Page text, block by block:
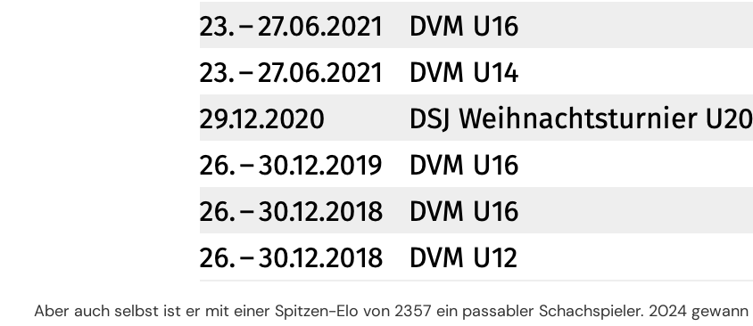
Aber auch selbst ist er mit einer Spitzen-Elo von 2357 ein passabler Schachspieler. 2024